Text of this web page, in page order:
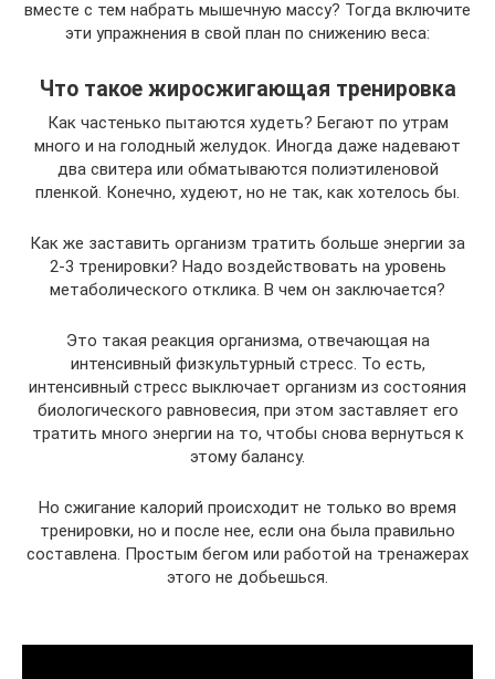
вместе с тем набрать мышечную массу? Тогда включите
эти упражнения в свой план по снижению веса:
Что такое жиросжигающая тренировка
Как частенько пытаются худеть? Бегают по утрам
много и на голодный желудок. Иногда даже надевают
два свитера или обматываются полиэтиленовой
пленкой. Конечно, худеют, но не так, как хотелось бы.
Как же заставить организм тратить больше энергии за
2-3 тренировки? Надо воздействовать на уровень
метаболического отклика. В чем он заключается?
Это такая реакция организма, отвечающая на
интенсивный физкультурный стресс. То есть,
интенсивный стресс выключает организм из состояния
биологического равновесия, при этом заставляет его
тратить много энергии на то, чтобы снова вернуться к
этому балансу.
Но сжигание калорий происходит не только во время
тренировки, но и после нее, если она была правильно
составлена. Простым бегом или работой на тренажерах
этого не добьешься.